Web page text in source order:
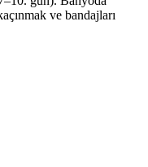
ve bandajları